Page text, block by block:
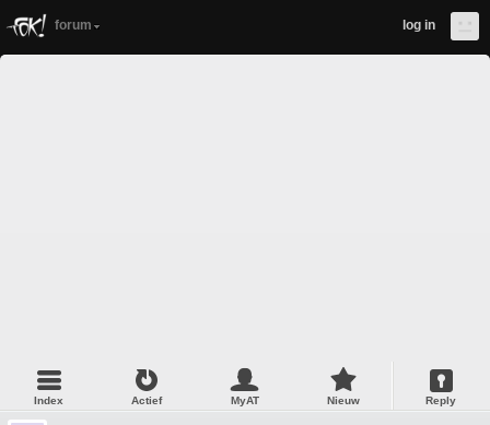
forum log in
Index Actief MyAT Nieuw Reply